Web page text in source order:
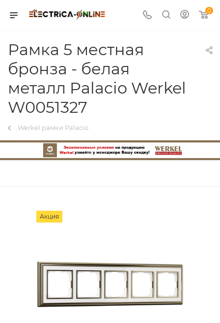
0
Рамка 5 местная
бронза - белая
металл Palacio Werkel
W0051327
Werkel рамки Palacio
Акция